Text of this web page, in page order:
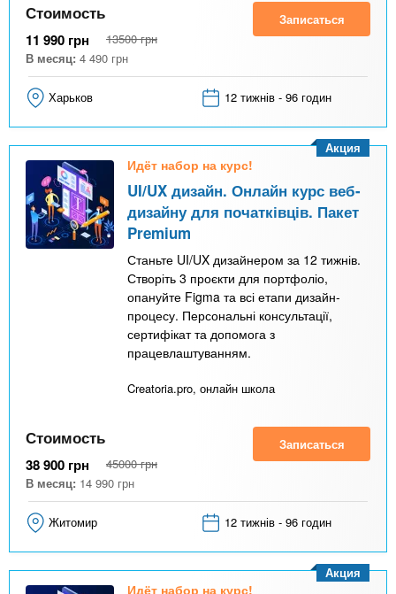
Стоимость
11 990 грн 13500 грн
В месяц: 4 490 грн
Записаться
Харьков 12 тижнів - 96 годин
Идёт набор на курс!
UI/UX дизайн. Онлайн курс веб-
дизайну для початківців. Пакет
Premium
Станьте UI/UX дизайнером за 12 тижнів.
Створіть 3 проєкти для портфоліо,
опануйте Figma та всі етапи дизайн-
процесу. Персональні консультації,
сертифікат та допомога з
працевлаштуванням.
Creatoria.pro, онлайн школа
Акция
Стоимость
38 900 грн 45000 грн
В месяц: 14 990 грн
Записаться
Житомир 12 тижнів - 96 годин
Идёт набор на курс!
Акция